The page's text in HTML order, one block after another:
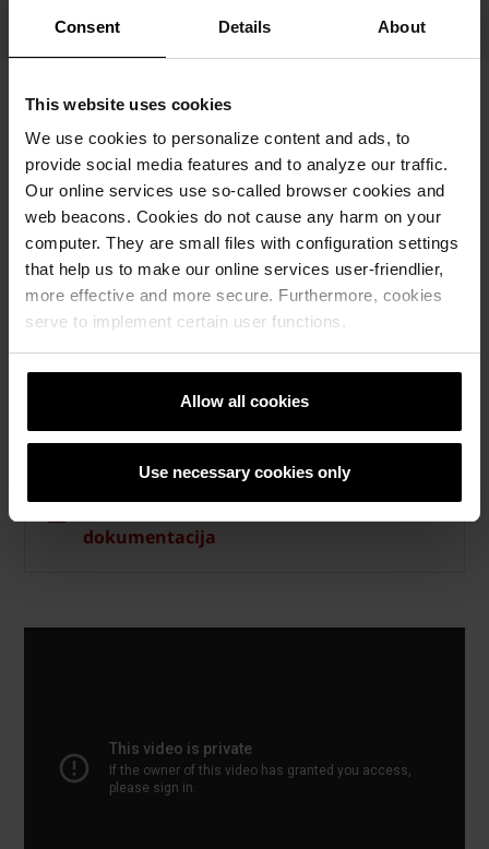
Consent Details About
This website uses cookies
We use cookies to personalize content and ads, to
provide social media features and to analyze our traffic.
Our online services use so-called browser cookies and
web beacons. Cookies do not cause any harm on your
computer. They are small files with configuration settings
that help us to make our online services user-friendlier,
more effective and more secure. Furthermore, cookies
serve to implement certain user functions.
Allow all cookies
Use necessary cookies only
Semmelrock opločnici
Naručite Semmelrock CAD vizualizaciju
dokumentacija